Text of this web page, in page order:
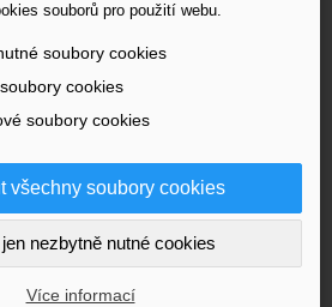
souborů pro použití webu.
soubory cookies
cookies
soubory cookies
všechny soubory cookies
nezbytně nutné cookies
Více informací